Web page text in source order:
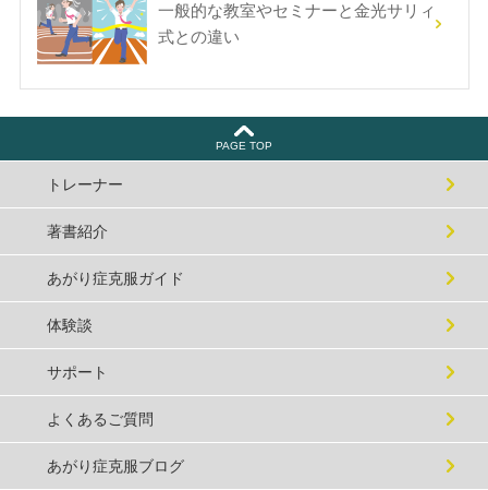
一般的な教室やセミナーと金光サリィ
式との違い
PAGE TOP
トレーナー
著書紹介
あがり症克服ガイド
体験談
サポート
よくあるご質問
あがり症克服ブログ